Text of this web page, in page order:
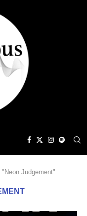
Judgement"